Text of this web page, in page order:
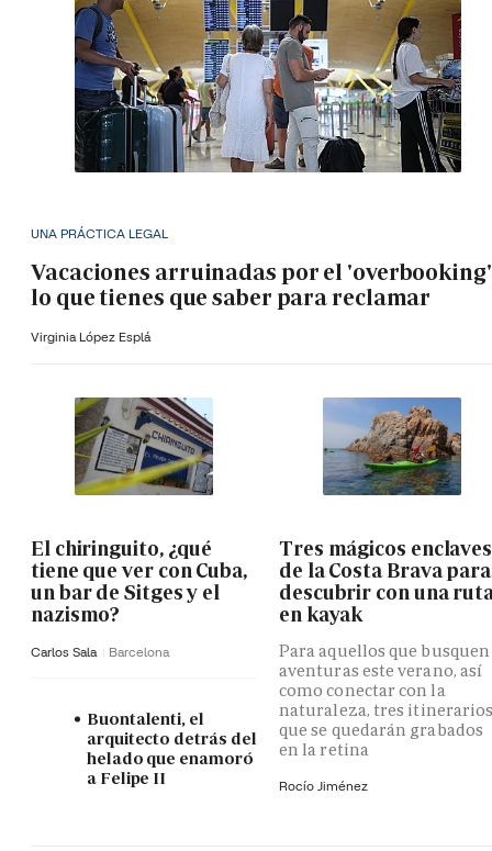
UNA PRÁCTICA LEGAL
Vacaciones arruinadas por el
lo que tienes que saber para reclamar
Virginia López Esplá
El chiringuito, ¿qué
tiene que ver con Cuba,
un bar de Sitges y el
nazismo?
Carlos Sala Barcelona
Buontalenti, el
arquitecto detrás del
helado que enamoró
a Felipe II
Tres mágicos enclaves
de la Costa Brava para
descubrir con una
en kayak
Para aquellos que busquen
aventuras este verano, así
como conectar con la
naturaleza, tres
que se quedarán grabados
en la retina
Rocío Jiménez